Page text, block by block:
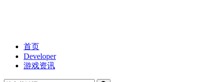
首页
Developer
游戏资讯